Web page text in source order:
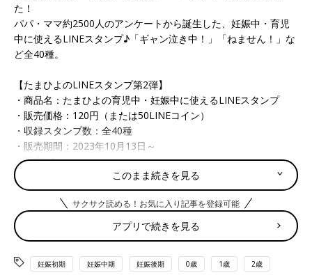
た！
パパ・ママ約2500人のアンケートから誕生した、妊娠中・育児
中に使えるLINEスタンプ♪「ギャン泣き中！」「ねません！」な
ど全40種。
【たまひよのLINEスタンプ第2弾】
・商品名：たまひよの育児中・妊娠中に使えるLINEスタンプ
・販売価格：120円（または50LINEコイン）
・収録スタンプ数：全40種
・販売期間：2023年10月13日～
・販売URL：
https://store.line.me/stickershop/product/24544275/ja
このまま続きを見る
サクサク読める！お気に入り記事を登録可能
アプリで続きを見る
妊娠初期 妊娠中期 妊娠後期 0歳 1歳 2歳